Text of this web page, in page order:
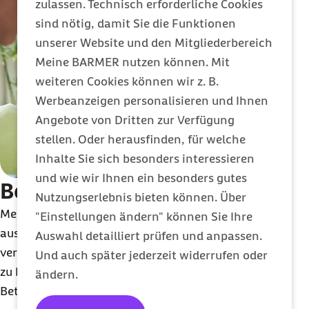
zulassen. Technisch erforderliche Cookies
sind nötig, damit Sie die Funktionen
unserer Website und den Mitgliederbereich
Meine BARMER nutzen können. Mit
weiteren Cookies können wir z. B.
Werbeanzeigen personalisieren und Ihnen
Angebote von Dritten zur Verfügung
stellen. Oder herausfinden, für welche
Inhalte Sie sich besonders interessieren
und wie wir Ihnen ein besonders gutes
Nutzungserlebnis bieten können. Über
"Einstellungen ändern" können Sie Ihre
Auswahl detailliert prüfen und anpassen.
Und auch später jederzeit widerrufen oder
ändern.
Behandlungsfehler
Medizinische Fehler lassen sich nie völlig
ausschließen – auch wenn Ärztinnen und Ärzte
verpflichtet sind, nach dem fachlichen Standard
zu behandeln. Ein Behandlungsfehler kann für die
Betroffenen schwere Folgen haben.